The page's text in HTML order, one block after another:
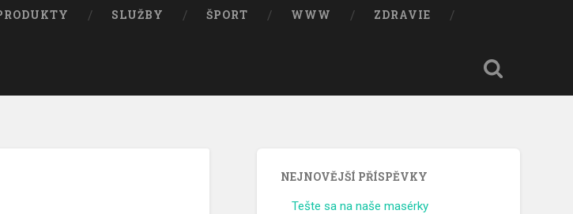
SLUŽBY ŠPORT WWW ZDRAVIE
NEJNOVĚJŠÍ PŘÍSPĚVKY
Tešte sa na naše masérky